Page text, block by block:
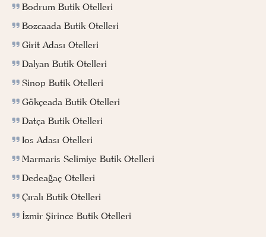
Bodrum Butik Otelleri
Bozcaada Butik Otelleri
Girit Adası Otelleri
Dalyan Butik Otelleri
Sinop Butik Otelleri
Gökçeada Butik Otelleri
Datça Butik Otelleri
Ios Adası Otelleri
Marmaris Selimiye Butik Otelleri
Dedeağaç Otelleri
Çıralı Butik Otelleri
İzmir Şirince Butik Otelleri